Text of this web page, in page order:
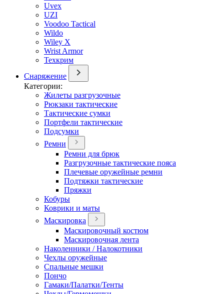
Uvex
UZI
Voodoo Tactical
Wildo
Wiley X
Wrist Armor
Техкрим
Снаряжение
Категории:
Жилеты разгрузочные
Рюкзаки тактические
Тактические сумки
Портфели тактические
Подсумки
Ремни
Ремни для брюк
Разгрузочные тактические пояса
Плечевые оружейные ремни
Подтяжки тактические
Пряжки
Кобуры
Коврики и маты
Маскировка
Маскировочный костюм
Маскировочная лента
Наколенники / Налокотники
Чехлы оружейные
Спальные мешки
Пончо
Гамаки/Палатки/Тенты